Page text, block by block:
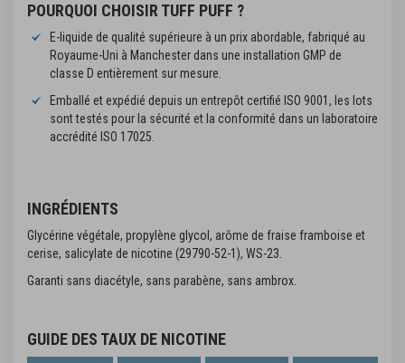
POURQUOI CHOISIR TUFF PUFF ?
E-liquide de qualité supérieure à un prix abordable, fabriqué au
Royaume-Uni à Manchester dans une installation GMP de
classe D entièrement sur mesure.
Emballé et expédié depuis un entrepôt certifié ISO 9001, les lots
sont testés pour la sécurité et la conformité dans un laboratoire
accrédité ISO 17025.
INGRÉDIENTS
Glycérine végétale, propylène glycol, arôme de fraise framboise et
cerise, salicylate de nicotine (29790-52-1), WS-23.
Garanti sans diacétyle, sans parabène, sans ambrox.
GUIDE DES TAUX DE NICOTINE